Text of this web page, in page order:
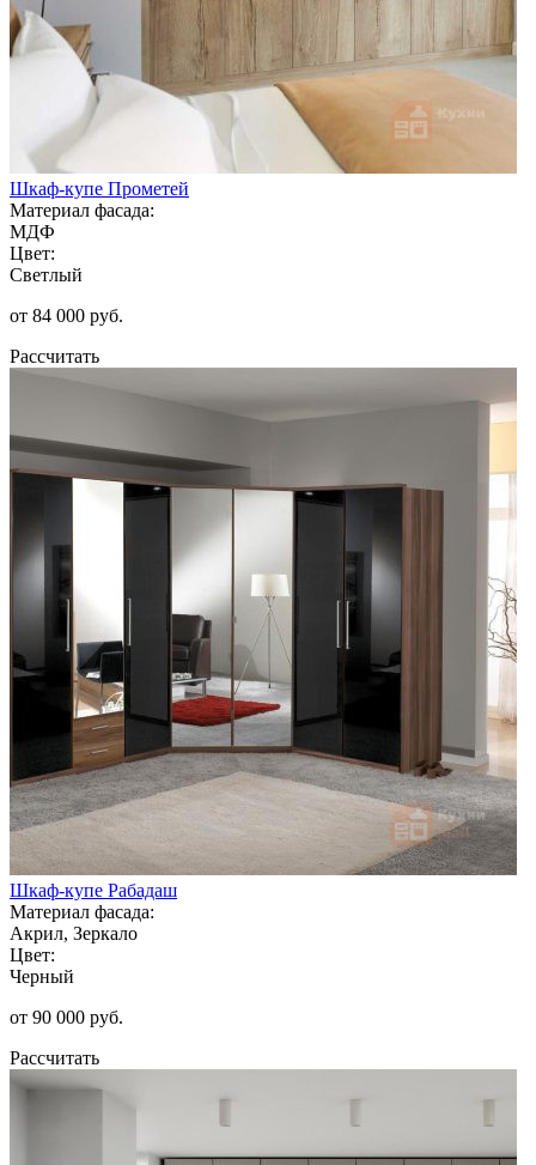
Шкаф-купе Прометей
Материал фасада:
МДФ
Цвет:
Светлый
от 84 000 руб.
Рассчитать
Шкаф-купе Рабадаш
Материал фасада:
Акрил, Зеркало
Цвет:
Черный
от 90 000 руб.
Рассчитать